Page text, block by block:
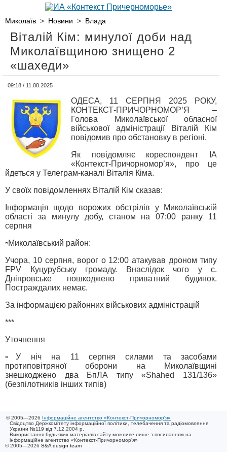
Миколаїв > Новини > Влада
Віталій Кім: минулої доби над
Миколаївщиною знищено 2
«шахеди»
09:18 / 11.08.2025
ОДЕСА, 11 СЕРПНЯ 2025 РОКУ,
КОНТЕКСТ-ПРИЧОРНОМОР’Я –
Голова Миколаївської обласної
військової адміністрації Віталій Кім
повідомив про обстановку в регіоні.
Як повідомляє кореспондент ІА
«Контекст-Причорномор’я», про це
йдеться у Телеграм-каналі Віталія Кіма.
У своїх повідомленнях Віталій Кім сказав:
Інформація щодо ворожих обстрілів у Миколаївській
області за минулу добу, станом на 07:00 ранку 11
серпня
▫️Миколаївський район:
Учора, 10 серпня, ворог о 12:00 атакував дроном типу
FPV Куцурубську громаду. Внаслідок чого у с.
Дніпровське пошкоджено приватний будинок.
Постраждалих немає.
За інформацією районних військових адміністрацій
***
Уточнення
▫️У ніч на 11 серпня силами та засобами
протиповітряної оборони на Миколаївщині
знешкоджено два БпЛА типу «Shahed 131/136»
(безпілотників інших типів)
© 2005—2026 Інформаційне агентство «Контекст-Причорномор'я»
Свідоцтво Держкомітету інформаційної політики, телебачення та радіомовлення
України №119 від 7.12.2004 р.
Використання будь-яких матеріалів сайту можливе лише з посиланням на
інформаційне агентство «Контекст-Причорномор'я»
© 2005—2026 S&A design team